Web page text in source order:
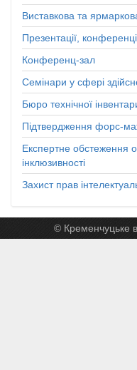
Виставкова та
Презентації,
Конференц-зал
Семінари у сфері
Бюро технічної
Підтвердження форс-
Експертне обстеження
інклюзивності
Захист прав
© Кременчуцьке